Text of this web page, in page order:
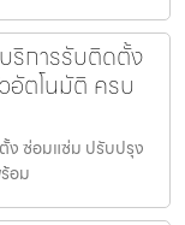
ริการรับติดตั้ง
อัตโนมัติ ครบ
ง ซ่อมแซ่ม ปรับปรุง
อม